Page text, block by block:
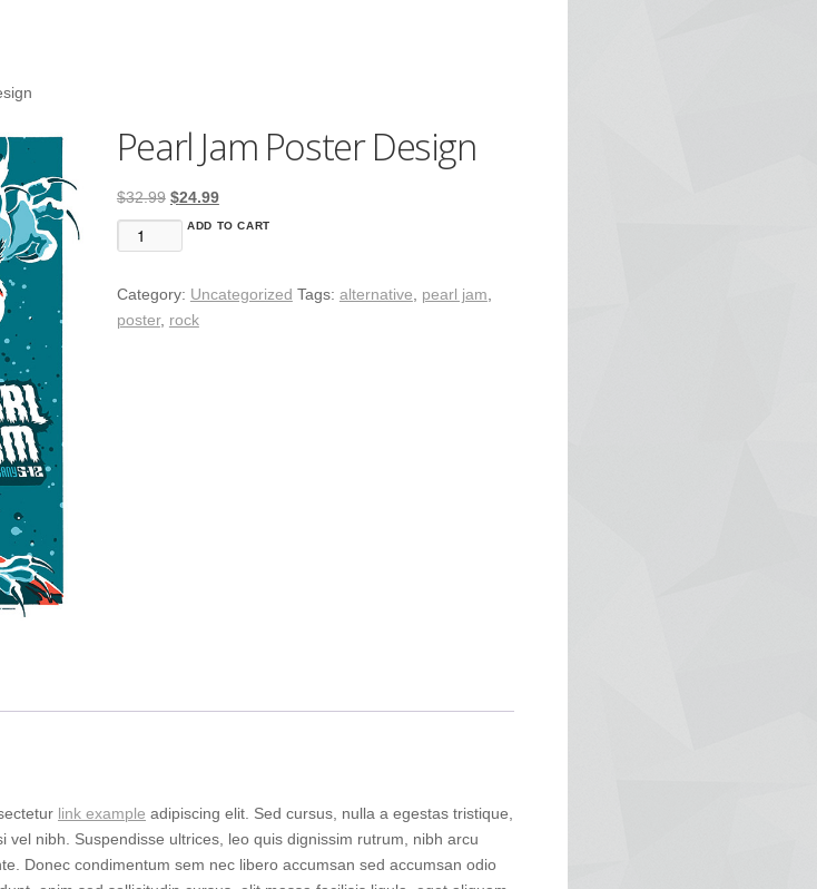
Pearl Jam Poster Design
$32.99 Original
price
was:
$24.99Current
price
Pearl
Poster
Design
ADD TO CART
Category: Uncategorized Tags: alternative pearl jam
poster, rock
link example adipiscing elit. Sed cursus, nulla a egestas tristique,
vel nibh. Suspendisse ultrices, leo quis dignissim rutrum, nibh arcu
Donec condimentum sem nec libero accumsan sed accumsan odio